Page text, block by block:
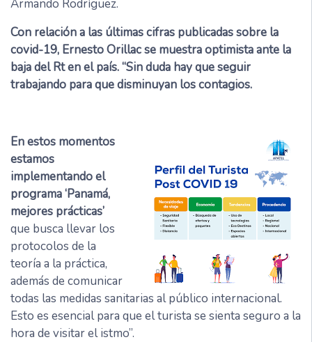
Armando Rodríguez.
Con relación a las últimas cifras publicadas sobre la
covid-19, Ernesto Orillac se muestra optimista ante la
baja del Rt en el país. “Sin duda hay que seguir
trabajando para que disminuyan los contagios.
En estos momentos
estamos
implementando el
programa ‘Panamá,
mejores prácticas’
que busca llevar los
protocolos de la
teoría a la práctica,
además de comunicar
todas las medidas sanitarias al público internacional.
Esto es esencial para que el turista se sienta seguro a la
hora de visitar el istmo”.